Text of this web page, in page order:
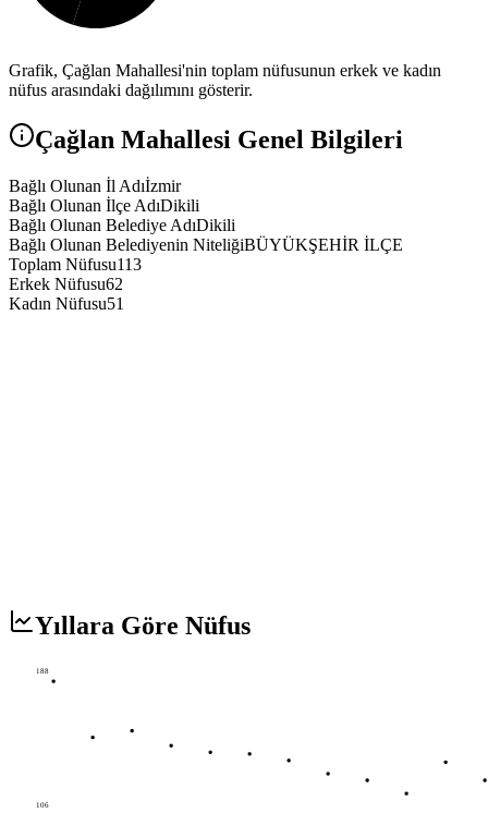
Grafik, Çağlan Mahallesi'nin toplam nüfusunun erkek ve kadın
nüfus arasındaki dağılımını gösterir.
Çağlan Mahallesi Genel Bilgileri
Bağlı Olunan İl Adıİzmir
Bağlı Olunan İlçe AdıDikili
Bağlı Olunan Belediye AdıDikili
Bağlı Olunan Belediyenin NiteliğiBÜYÜKŞEHİR İLÇE
Toplam Nüfusu113
Erkek Nüfusu62
Kadın Nüfusu51
Yıllara Göre Nüfus
188
106